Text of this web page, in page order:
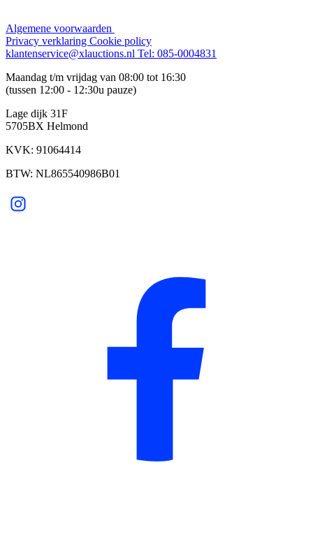
Algemene voorwaarden
Privacy verklaring Cookie policy
klantenservice@xlauctions.nl Tel: 085-0004831
Maandag t/m vrijdag van 08:00 tot 16:30
(tussen 12:00 - 12:30u pauze)
Lage dijk 31F
5705BX Helmond
KVK: 91064414
BTW: NL865540986B01